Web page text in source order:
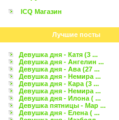
ICQ Магазин
Лучшие посты
Девушка дня - Катя (3 ...
Девушка дня - Ангелин ...
Девушка дня - Ава (27 ...
Девушка дня - Немира ...
Девушка дня - Кара (3 ...
Девушка дня - Немира ...
Девушка дня - Илона ( ...
Девушка пятницы - Мар ...
Девушка дня - Елена ( ...